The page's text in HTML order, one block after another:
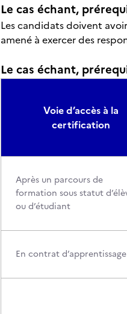
Le cas échant,
Les candidats doivent
amené à exercer des
Le cas échant,
Voie d’accès à la
certification
Après un parcours de
formation sous statut
ou d’étudiant
En contrat d’apprentissage